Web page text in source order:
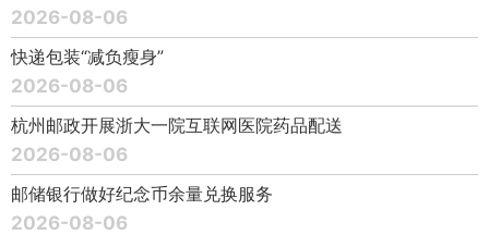
2026-08-06
快递包装“减负瘦身”
2026-08-06
杭州邮政开展浙大一院互联网医院药品配送
2026-08-06
邮储银行做好纪念币余量兑换服务
2026-08-06